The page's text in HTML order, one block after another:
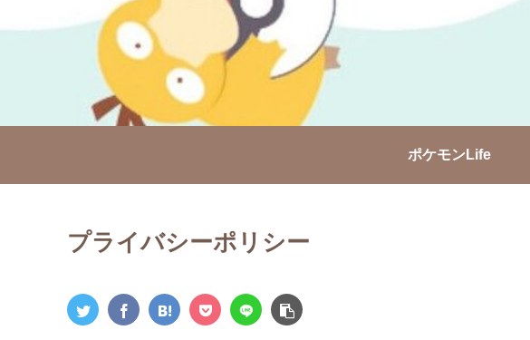
ポケモンLife
プライバシーポリシー